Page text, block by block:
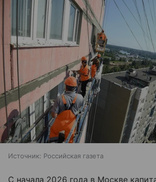
Источник: Российская газета
С начала 2026 года в Москве